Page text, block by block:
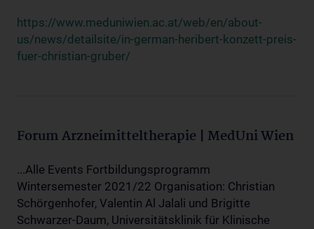
https://www.meduniwien.ac.at/web/en/about-
us/news/detailsite/in-german-heribert-konzett-preis-
fuer-christian-gruber/
Forum Arzneimitteltherapie | MedUni Wien
...Alle Events Fortbildungsprogramm
Wintersemester 2021/22 Organisation: Christian
Schörgenhofer, Valentin Al Jalali und Brigitte
Schwarzer-Daum, Universitätsklinik für Klinische